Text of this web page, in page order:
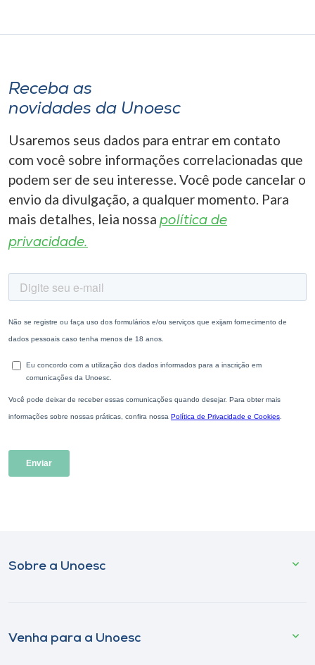
Receba as
novidades da Unoesc
Usaremos seus dados para entrar em contato
com você sobre informações correlacionadas que
podem ser de seu interesse. Você pode cancelar o
envio da divulgação, a qualquer momento. Para
mais detalhes, leia nossa política de
privacidade.
Sobre a Unoesc
Venha para a Unoesc